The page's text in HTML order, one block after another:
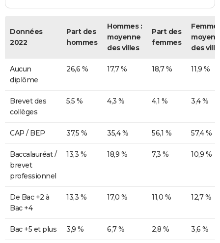
Données
2022
Part des
hommes
Hommes :
moyenne
des villes
Part des
femmes
des
Aucun
diplôme
26,6 % 17,7 % 18,7 % 11,9 %
Brevet des
collèges
5,5 % 4,3 % 4,1 % 3,4 %
CAP / BEP 37,5 % 35,4 % 56,1 % 57,4 %
Baccalauréat /
brevet
professionnel
13,3 % 18,9 % 7,3 % 10,9 %
De Bac +2 à
Bac +4
13,3 % 17,0 % 11,0 % 12,7 %
Bac +5 et plus 3,9 % 6,7 % 2,8 % 3,6 %